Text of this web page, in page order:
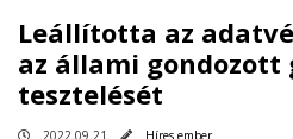
Leállította az
az állami gondozott
tesztelését
2022.09.21 Híres ember